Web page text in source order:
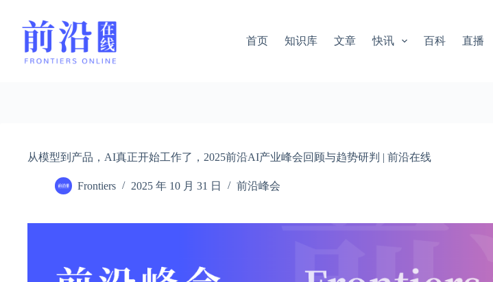
首页 知识库 文章 快讯 百科 直播
从模型到产品，AI真正开始工作了，2025前沿AI产业峰会回顾与趋势研判 | 前沿在线
Frontiers 2025 年 10 月 31 日 前沿峰会